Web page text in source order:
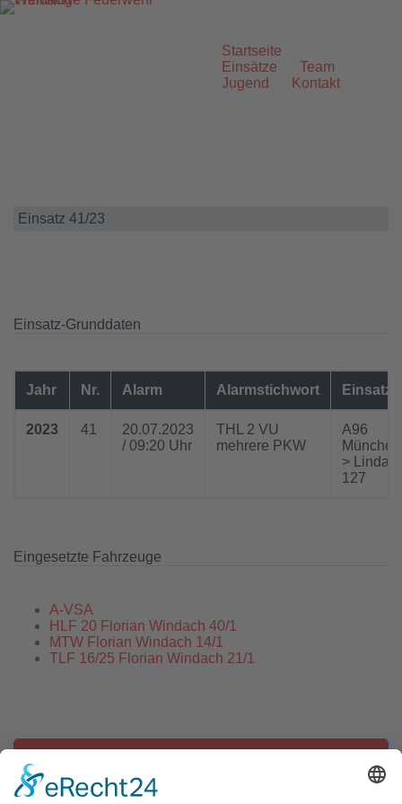
Zum
Startseite
Einsätze
Team
Jugend
Kontakt
Einsatz 41/23
Einsatz-Grunddaten
Jahr Nr. Alarm Alarmstichwort
2023 41
20.07.2023
/ 09:20 Uhr
THL 2 VU
mehrere PKW
A96
München
> Lindau
127
Eingesetzte Fahrzeuge
A-VSA
HLF 20 Florian Windach 40/1
MTW Florian Windach 14/1
TLF 16/25 Florian Windach 21/1